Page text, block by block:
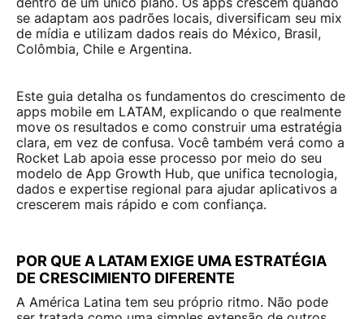
se adaptam aos padrões locais, diversificam seu mix
de mídia e utilizam dados reais do México, Brasil,
Colômbia, Chile e Argentina.
Este guia detalha os fundamentos do crescimento de
apps mobile em LATAM, explicando o que realmente
move os resultados e como construir uma estratégia
clara, em vez de confusa. Você também verá como a
Rocket Lab apoia esse processo por meio do seu
modelo de App Growth Hub, que unifica tecnologia,
dados e expertise regional para ajudar aplicativos a
crescerem mais rápido e com confiança.
POR QUE A LATAM EXIGE UMA ESTRATÉGIA
DE CRESCIMIENTO DIFERENTE
A América Latina tem seu próprio ritmo. Não pode